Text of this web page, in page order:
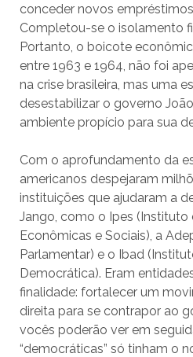
conceder novos
Completou-se o isolamento
Portanto, o boicote
entre 1963 e 1964, não foi
na crise brasileira, mas uma
desestabilizar o governo
ambiente propício para sua
Com o aprofundamento da
americanos despejaram
instituições que ajudaram a
Jango, como o Ipes (Instituto
Econômicas e Sociais), a
Parlamentar) e o Ibad
Democrática). Eram
finalidade: fortalecer um
direita para se contrapor ao
vocês poderão ver em
“democráticas” só tinham o